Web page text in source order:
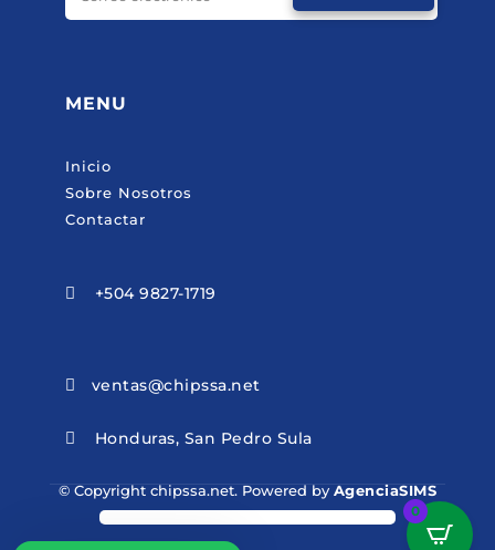
MENU
Inicio
Sobre Nosotros
Contactar
 +504 9827-1719
 ventas@chipssa.net
 Honduras, San Pedro Sula
© Copyright chipssa.net. Powered byAgenciaSIMS
0